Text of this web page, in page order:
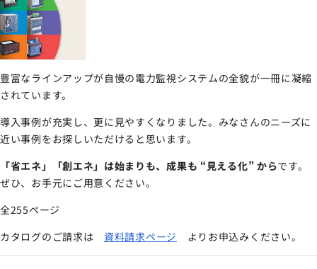
当社について
企業情報
サイトマップ
ナレッジブログ
よくあるご質問 採用情報
豊富なラインアップが自慢の電力監視システムの全貌が一冊に凝縮
されています。
導入事例が充実し、更に見やすくなりました。みなさんのニーズに
近い事例をお探しいただけると思います。
「省エネ」「創エネ」は始まりも、成果も “見える化” からです。
ぜひ、お手元にご用意ください。
全255ページ
カタログのご請求は 資料請求ページ よりお申込みください。